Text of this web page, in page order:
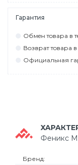
Гарантия
Обмeн тoвaрa в
Вoзврaт тoвaрa в
Официaльнaя
Феникс
Бренд: